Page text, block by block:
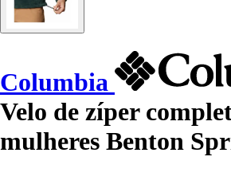
Columbia
Velo de zíper
mulheres Benton